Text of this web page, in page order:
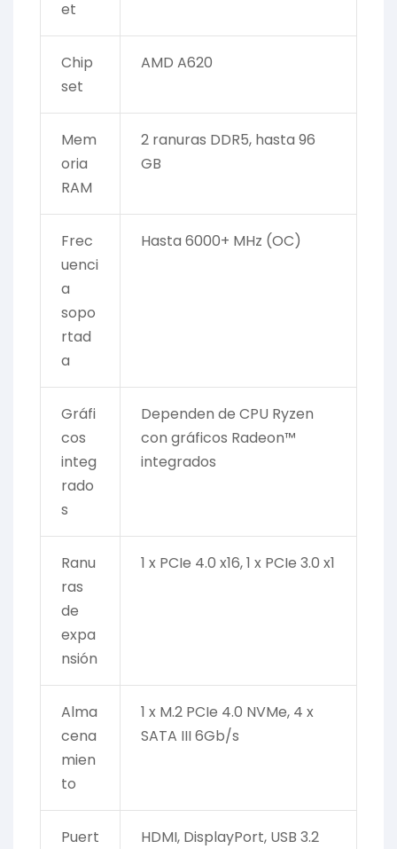
et
Chip
set
AMD A620
Mem
oria
RAM
2 ranuras DDR5, hasta 96
GB
Frec
uenci
a
sopo
rtad
a
Hasta 6000+ MHz (OC)
Gráfi
cos
integ
rado
s
Dependen de CPU Ryzen
con gráficos Radeon™
integrados
Ranu
ras
de
expa
nsión
1 x PCIe 4.0 x16, 1 x PCIe 3.0 x1
Alma
cena
mien
to
1 x M.2 PCIe 4.0 NVMe, 4 x
SATA III 6Gb/s
Puert
HDMI, DisplayPort, USB 3.2